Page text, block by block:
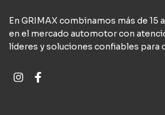
En GRIMAX combinamos más de 15
en el mercado automotor con
líderes y soluciones confiables para